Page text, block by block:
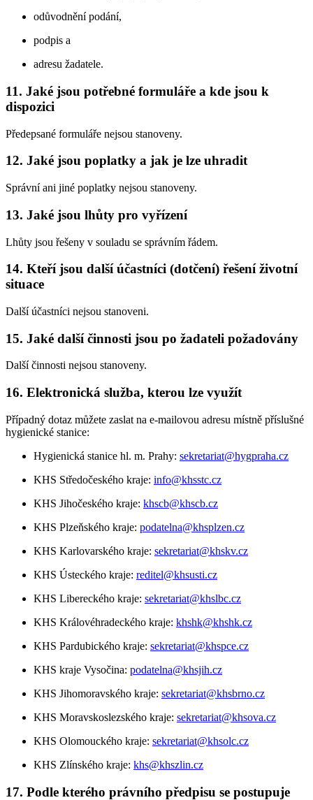
odůvodnění podání,
podpis a
adresu žadatele.
11. Jaké jsou potřebné formuláře a kde jsou k
dispozici
Předepsané formuláře nejsou stanoveny.
12. Jaké jsou poplatky a jak je lze uhradit
Správní ani jiné poplatky nejsou stanoveny.
13. Jaké jsou lhůty pro vyřízení
Lhůty jsou řešeny v souladu se správním řádem.
14. Kteří jsou další účastníci (dotčení) řešení životní
situace
Další účastníci nejsou stanoveni.
15. Jaké další činnosti jsou po žadateli požadovány
Další činnosti nejsou stanoveny.
16. Elektronická služba, kterou lze využít
Případný dotaz můžete zaslat na e-mailovou adresu místně příslušné
hygienické stanice:
Hygienická stanice hl. m. Prahy: sekretariat@hygpraha.cz
KHS Středočeského kraje: info@khsstc.cz
KHS Jihočeského kraje: khscb@khscb.cz
KHS Plzeňského kraje: podatelna@khsplzen.cz
KHS Karlovarského kraje: sekretariat@khskv.cz
KHS Ústeckého kraje: reditel@khsusti.cz
KHS Libereckého kraje: sekretariat@khslbc.cz
KHS Královéhradeckého kraje: khshk@khshk.cz
KHS Pardubického kraje: sekretariat@khspce.cz
KHS kraje Vysočina: podatelna@khsjih.cz
KHS Jihomoravského kraje: sekretariat@khsbrno.cz
KHS Moravskoslezského kraje: sekretariat@khsova.cz
KHS Olomouckého kraje: sekretariat@khsolc.cz
KHS Zlínského kraje: khs@khszlin.cz
17. Podle kterého právního předpisu se postupuje